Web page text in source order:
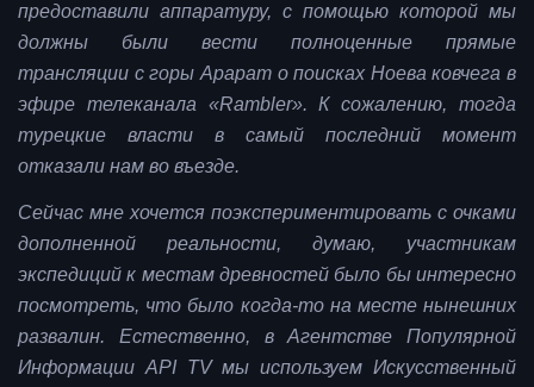
предоставили аппаратуру, с помощью которой мы
должны были вести полноценные прямые
трансляции с горы Арарат о поисках Ноева ковчега в
эфире телеканала «Rambler». К сожалению, тогда
турецкие власти в самый последний момент
отказали нам во въезде.
Сейчас мне хочется поэкспериментировать с очками
дополненной реальности, думаю, участникам
экспедиций к местам древностей было бы интересно
посмотреть, что было когда-то на месте нынешних
развалин. Естественно, в Агентстве Популярной
Информации API TV мы используем Искусственный